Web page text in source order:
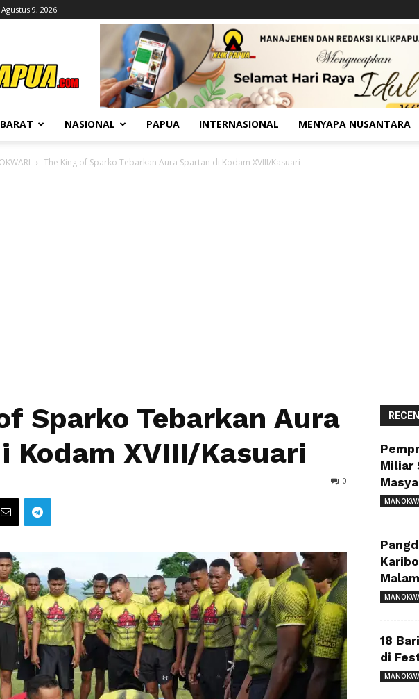
9, 2026
NASIONAL PAPUA INTERNASIONAL MENYAPA NUSANTARA
The King of Sparko Tebarkan Aura Spartan di Kodam XVIII/Kasuari
Sparko Tebarkan Aura
Kodam XVIII/Kasuari
0
Miliar
18
di